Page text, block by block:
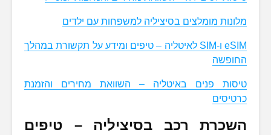
מלונות מומלצים בסיציליה למשפחות עם ילדים
eSIM ו-SIM לאיטליה – טיפים ומידע על תקשורת במהלך
החופשה
טיסות פנים באיטליה – השוואת מחירים והזמנת
כרטיסים
השכרת רכב בסיציליה – טיפים